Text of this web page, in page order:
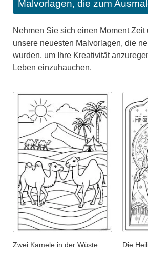
Malvorlagen, die zum
Nehmen Sie sich einen Moment
unsere neuesten Malvorlagen, die
wurden, um Ihre Kreativität
Leben einzuhauchen.
Zwei Kamele in der Wüste
Die